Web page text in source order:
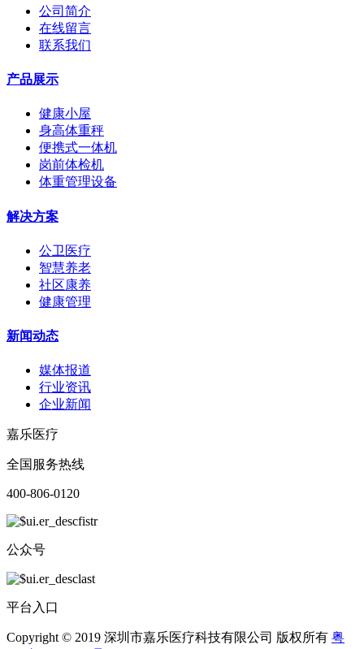
公司简介
在线留言
联系我们
产品展示
健康小屋
身高体重秤
便携式一体机
岗前体检机
体重管理设备
解决方案
公卫医疗
智慧养老
社区康养
健康管理
新闻动态
媒体报道
行业资讯
企业新闻
嘉乐医疗
全国服务热线
400-806-0120
公众号
平台入口
Copyright © 2019 深圳市嘉乐医疗科技有限公司 版权所有 粤